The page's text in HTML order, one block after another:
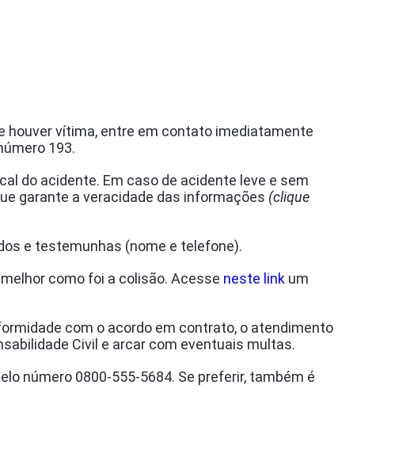
houver vítima, entre em contato imediatamente
193.
do acidente. Em caso de acidente leve e sem
garante a veracidade das informações (clique
e testemunhas (nome e telefone).
como foi a colisão. Acesse neste link um
com o acordo em contrato, o atendimento
Civil e arcar com eventuais multas.
número 0800-555-5684. Se preferir, também é